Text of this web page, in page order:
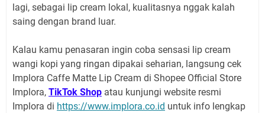
lagi, sebagai lip cream lokal, kualitasnya nggak kalah
saing dengan brand luar.
Kalau kamu penasaran ingin coba sensasi lip cream
wangi kopi yang ringan dipakai seharian, langsung cek
Implora Caffe Matte Lip Cream di Shopee Official Store
Implora, TikTok Shop atau kunjungi website resmi
Implora di https://www.implora.co.id untuk info lengkap